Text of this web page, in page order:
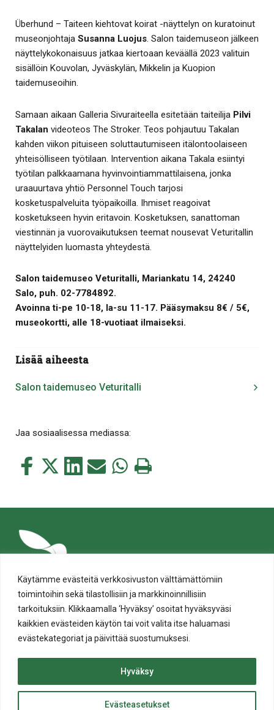
Käytämme evästeitä verkkosivuston välttämättömiin
toimintoihin sekä tilastollisiin ja markkinoinnillisiin
tarkoituksiin. Klikkaamalla ‘Hyväksy’ osoitat hyväksyväsi
kaikkien evästeiden käytön tai voit valita itse haluamasi
evästekategoriat ja päivittää suostumuksesi.
Evästeasetukset
Hyväksy
Überhund – Taiteen kiehtovat koirat -näyttelyn on kuratoinut
museonjohtaja Susanna Luojus. Salon taidemuseon jälkeen
näyttelykokonaisuus jatkaa kiertoaan keväällä 2023 valituin
sisällöin Kouvolan, Jyväskylän, Mikkelin ja Kuopion
taidemuseoihin.
Samaan aikaan Galleria Sivuraiteella esitetään taiteilija Pilvi
Takalan videoteos The Stroker. Teos pohjautuu Takalan
kahden viikon pituiseen soluttautumiseen itälontoolaiseen
yhteisölliseen työtilaan. Intervention aikana Takala esiintyi
työtilan palkkaamana hyvinvointiammattilaisena, jonka
uraauurtava yhtiö Personnel Touch tarjosi
kosketuspalveluita työpaikoilla. Ihmiset reagoivat
kosketukseen hyvin eritavoin. Kosketuksen, sanattoman
viestinnän ja vuorovaikutuksen teemat nousevat Veturitallin
näyttelyiden luomasta yhteydestä.
Salon taidemuseo Veturitalli, Mariankatu 14, 24240
Salo, puh. 02-7784892.
Avoinna ti-pe 10-18, la-su 11-17. Pääsymaksu 8€ / 5€,
museokortti, alle 18-vuotiaat ilmaiseksi.
Lisää aiheesta
Salon taidemuseo Veturitalli
Jaa sosiaalisessa mediassa:
Jaa
Jaa
Jaa Jaa Jaa Tulosta